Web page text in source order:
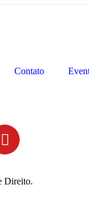
Contato
Direito.